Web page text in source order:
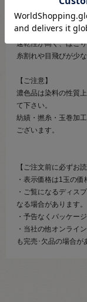
【商品の説明】
丈夫で編みやすい、
速乾性が高く、ほこ
糸割れや目飛びが少
【ご注意】
濃色品は染料の性質
て下さい。
紡績・撚糸・玉巻加
ございます。
【ご注文前に必ずお
・表示価格は1玉の価
・ご覧になるディス
なる場合があります。
・予告なくパッケー
・当社の他オンライ
も完売･欠品の場合が